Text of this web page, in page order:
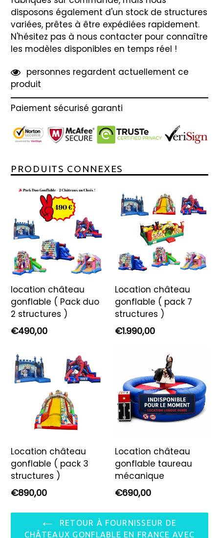
disposons également d'un stock de structures
variées, prêtes à être expédiées rapidement.
N'hésitez pas à nous contacter pour connaître
les modèles disponibles en temps réel !
49 personnes regardent actuellement ce
produit
Paiement sécurisé garanti
PRODUITS CONNEXES
location château
gonflable ( Pack duo
2 structures )
Prix
€490,00
Location château
gonflable ( pack 7
structures )
Prix
€1.990,00
Location château
gonflable ( pack 3
structures )
Prix
€890,00
Location château
gonflable taureau
mécanique
Prix
€690,00
RETOUR À FOURNISSEUR DE
CHÂTEAUX GONFLABLE EN FRANCE AVEC